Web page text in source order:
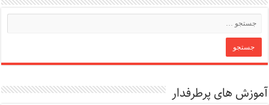
آموزش های پرطرفدار